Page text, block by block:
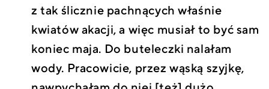
z tak ślicznie pachnących właśnie
kwiatów akacji, a więc musiał to być sam
koniec maja. Do buteleczki nalałam
wody. Pracowicie, przez wąską szyjkę,